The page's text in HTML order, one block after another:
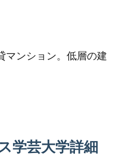
マンション。低層の建
学芸大学詳細